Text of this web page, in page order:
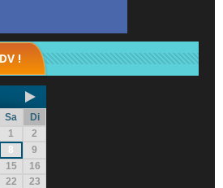
!
Sa
Di
1 2
8 9
15 16
22 23